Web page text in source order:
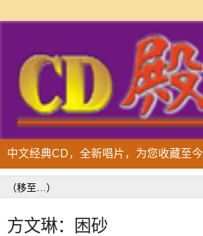
中文经典CD，全新唱片，为您收藏至今
方文琳：困砂